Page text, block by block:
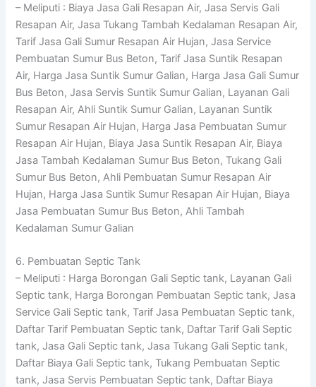
– Meliputi : Biaya Jasa Gali Resapan Air, Jasa Servis Gali
Resapan Air, Jasa Tukang Tambah Kedalaman Resapan Air,
Tarif Jasa Gali Sumur Resapan Air Hujan, Jasa Service
Pembuatan Sumur Bus Beton, Tarif Jasa Suntik Resapan
Air, Harga Jasa Suntik Sumur Galian, Harga Jasa Gali Sumur
Bus Beton, Jasa Servis Suntik Sumur Galian, Layanan Gali
Resapan Air, Ahli Suntik Sumur Galian, Layanan Suntik
Sumur Resapan Air Hujan, Harga Jasa Pembuatan Sumur
Resapan Air Hujan, Biaya Jasa Suntik Resapan Air, Biaya
Jasa Tambah Kedalaman Sumur Bus Beton, Tukang Gali
Sumur Bus Beton, Ahli Pembuatan Sumur Resapan Air
Hujan, Harga Jasa Suntik Sumur Resapan Air Hujan, Biaya
Jasa Pembuatan Sumur Bus Beton, Ahli Tambah
Kedalaman Sumur Galian
6. Pembuatan Septic Tank
– Meliputi : Harga Borongan Gali Septic tank, Layanan Gali
Septic tank, Harga Borongan Pembuatan Septic tank, Jasa
Service Gali Septic tank, Tarif Jasa Pembuatan Septic tank,
Daftar Tarif Pembuatan Septic tank, Daftar Tarif Gali Septic
tank, Jasa Gali Septic tank, Jasa Tukang Gali Septic tank,
Daftar Biaya Gali Septic tank, Tukang Pembuatan Septic
tank, Jasa Servis Pembuatan Septic tank, Daftar Biaya